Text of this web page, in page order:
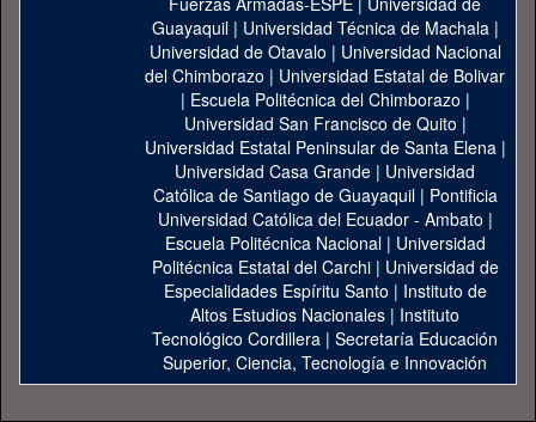
Guayaquil| Universidad Técnica de Machala|
Universidad de Otavalo | Universidad Nacional
del Chimborazo | Universidad Estatal de Bolivar
| Escuela Politécnica del Chimborazo |
Universidad San Francisco de Quito |
Universidad Estatal Peninsular de Santa Elena|
Universidad Casa Grande | Universidad
Católica de Santiago de Guayaquil| Pontificia
Universidad Católica del Ecuador - Ambato |
Escuela Politécnica Nacional| Universidad
Politécnica Estatal del Carchi| Universidad de
Especialidades Espíritu Santo | Instituto de
Altos Estudios Nacionales | Instituto
Tecnológico Cordillera | Secretaría Educación
Superior, Ciencia, Tecnología e Innovación